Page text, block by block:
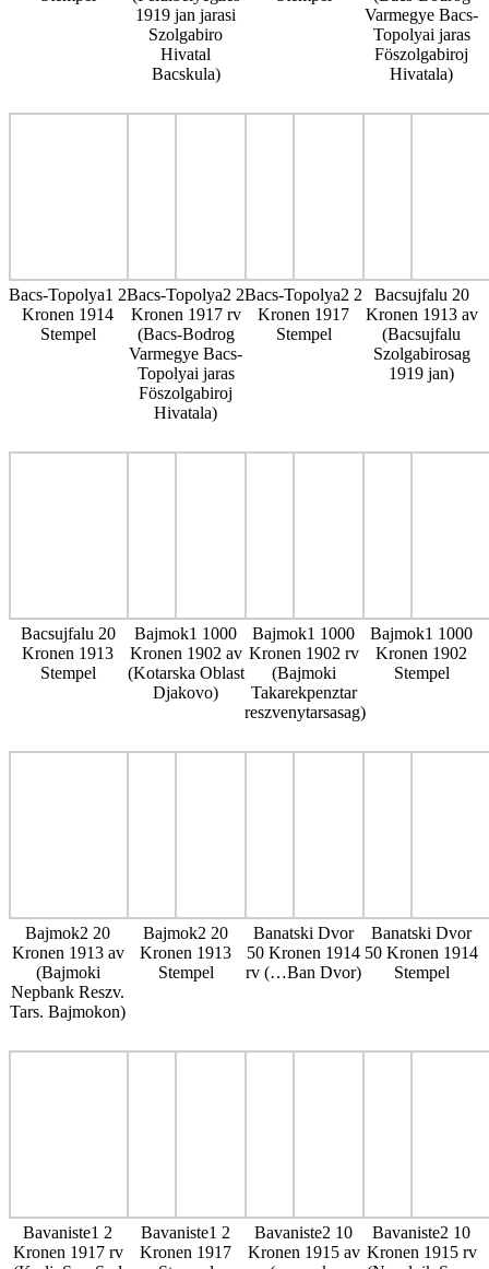
1919 jan jarasi
Szolgabiro
Hivatal
Bacskula)
Varmegye Bacs-
Topolyai jaras
Föszolgabiroj
Hivatala)
Bacs-Topolya1 2
Kronen 1914
Stempel
Bacs-Topolya2 2
Kronen 1917 rv
(Bacs-Bodrog
Varmegye Bacs-
Topolyai jaras
Föszolgabiroj
Hivatala)
Bacs-Topolya2 2
Kronen 1917
Stempel
Bacsujfalu 20
Kronen 1913 av
(Bacsujfalu
Szolgabirosag
1919 jan)
Bacsujfalu 20
Kronen 1913
Stempel
Bajmok1 1000
Kronen 1902 av
(Kotarska Oblast
Djakovo)
Bajmok1 1000
Kronen 1902 rv
(Bajmoki
Takarekpenztar
reszvenytarsasag)
Bajmok1 1000
Kronen 1902
Stempel
Bajmok2 20
Kronen 1913 av
(Bajmoki
Nepbank Reszv.
Tars. Bajmokon)
Bajmok2 20
Kronen 1913
Stempel
Banatski Dvor
50 Kronen 1914
rv (…Ban Dvor)
Banatski Dvor
50 Kronen 1914
Stempel
Bavaniste1 2
Kronen 1917 rv
Bavaniste1 2
Kronen 1917
Bavaniste2 10
Kronen 1915 av
Bavaniste2 10
Kronen 1915 rv